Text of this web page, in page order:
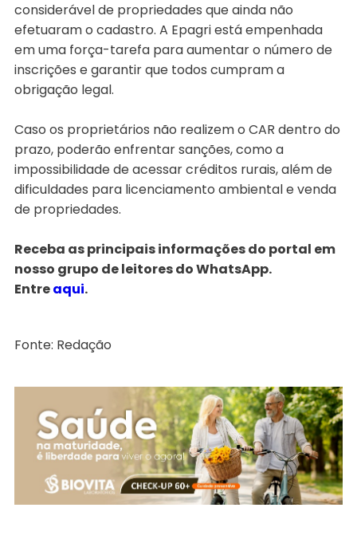
considerável de propriedades que ainda não
efetuaram o cadastro. A Epagri está empenhada
em uma força-tarefa para aumentar o número de
inscrições e garantir que todos cumpram a
obrigação legal.
Caso os proprietários não realizem o CAR dentro do
prazo, poderão enfrentar sanções, como a
impossibilidade de acessar créditos rurais, além de
dificuldades para licenciamento ambiental e venda
de propriedades.
Receba as principais informações do portal em
nosso grupo de leitores do WhatsApp.
Entreaqui.
Fonte: Redação